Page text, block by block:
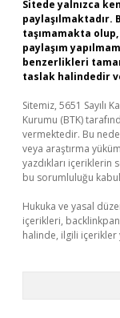
Sitede yalnızca
taşımamakta
paylaşım
benzerlikleri
taslak halindedir
Sitemiz, 5651 Sayılı
Kurumu (BTK)
vermektedir. Bu
veya araştırma
yazdıkları içeriklerin
bu sorumluluğu
Hukuka ve yasal
içerikleri,
halinde, ilgili içerikler